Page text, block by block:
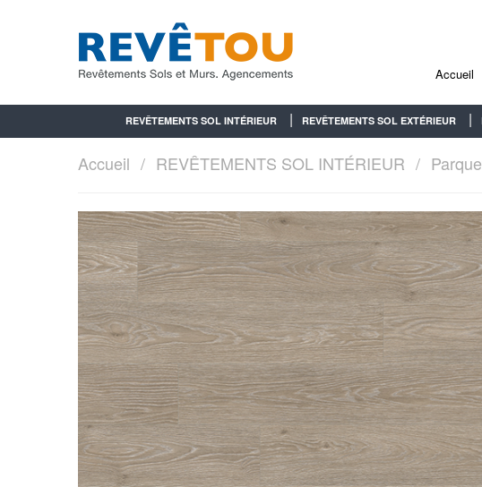
Accueil
REVÊTEMENTS SOL INTÉRIEUR REVÊTEMENTS SOL EXTÉRIEUR
Accueil REVÊTEMENTS SOL INTÉRIEUR